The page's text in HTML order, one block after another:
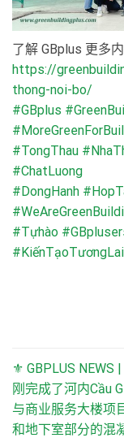
了解 GBplus 更多
https://
thong-noi-bo/
#GBplus
#TongThau
#ChatLuong
#DongHanh
#Tựhào
#KiếnTạoTươngLai
⚜ GBPLUS NEWS |
刚完成了河内Cầu
与商业服务大楼项
和地下室部分的混